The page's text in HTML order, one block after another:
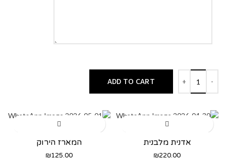
ADD TO CART
אדנית מלבנית
₪220.00
המארז הירוק
₪125.00